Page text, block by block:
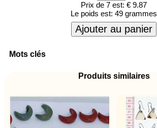
Prix de 7 est: € 9.87
Le poids est: 49 grammes
Ajouter au panier
Mots clés
Produits similaires